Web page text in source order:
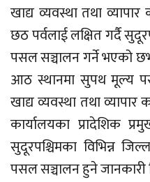
खाद्य व्यवस्था तथा
छठ पर्वलाई लक्षित गर्दै
पसल सञ्चालन गर्ने भएको
आठ स्थानमा सुपथ मूल्य
खाद्य व्यवस्था तथा व्यापार
कार्यालयका प्रादेशिक
सुदूरपश्चिमका विभिन्न
पसल सञ्चालन हुने जानकारी